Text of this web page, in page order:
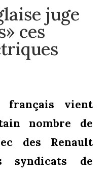
juge
ces
français vient
nombre de
des Renault
syndicats de